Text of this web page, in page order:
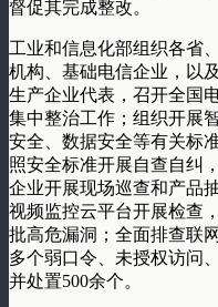
督促其完成整改。
工业和信息化部组织各省
机构、基础电信企业，以
生产企业代表，召开全国
集中整治工作；组织开展
安全、数据安全等有关标
照安全标准开展自查自纠
企业开展现场巡查和产品
视频监控云平台开展检查
批高危漏洞；全面排查联
多个弱口令、未授权访问
并处置500余个。